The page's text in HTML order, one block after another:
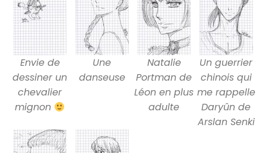
Envie de
dessiner un
chevalier
mignon
Une
danseuse
Natalie
Portman de
Léon en plus
adulte
Un guerrier
chinois qui
me rappelle
Daryûn de
Arslan Senki